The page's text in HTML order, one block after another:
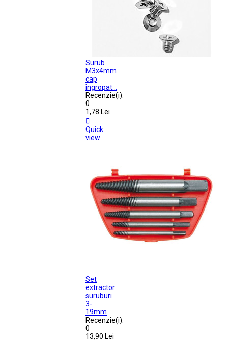
Surub
M3x4mm
cap
îngropat...
Recenzie(i):
0
1,78 Lei

Quick
view
Set
extractor
suruburi
3-
19mm
Recenzie(i):
0
13,90 Lei